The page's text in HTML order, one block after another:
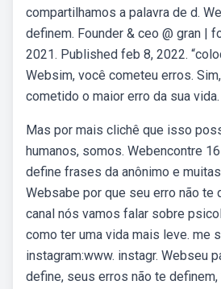
compartilhamos a palavra de d.
definem. Founder & ceo @ gran |
2021. Published feb 8, 2022.
Websim, você cometeu erros.
cometido o maior erro da sua vida.
Mas por mais clichê que isso
humanos, somos. Webencontre
define frases da anônimo e
Websabe por que seu erro não te
canal nós vamos falar sobre
como ter uma vida mais leve. me
instagram:www. instagr. Webseu
define, seus erros não te